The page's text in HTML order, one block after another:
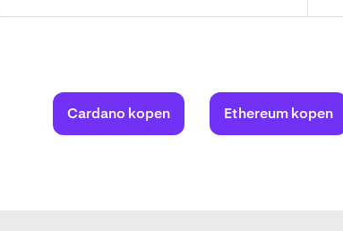
Cardano kopen Ethereum kopen